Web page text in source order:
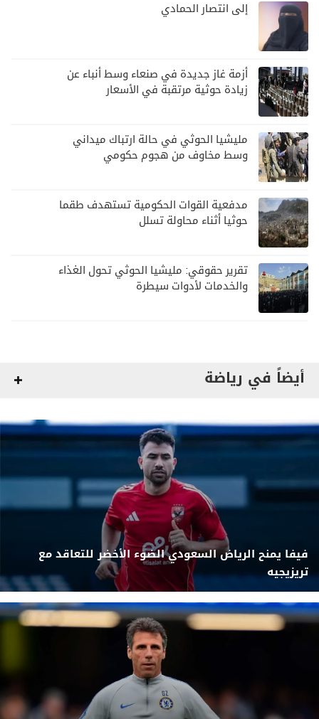
إلى انتصار الحمادي
أزمة غاز جديدة في صنعاء وسط أنباء عن
زيادة حوثية مرتقبة في الأسعار
مليشيا الحوثي في حالة ارتباك ميداني
وسط مخاوف من هجوم حكومي
مدفعية القوات الحكومية تستهدف طقما
حوثيا أثناء محاولة تسلل
تقرير حقوقي: مليشيا الحوثي تحول الغذاء
والخدمات لأدوات سيطرة
أيضاً في رياضة
فيفا يمنح الرياض السعودي الضوء الأخضر للتعاقد مع
تريزيجيه